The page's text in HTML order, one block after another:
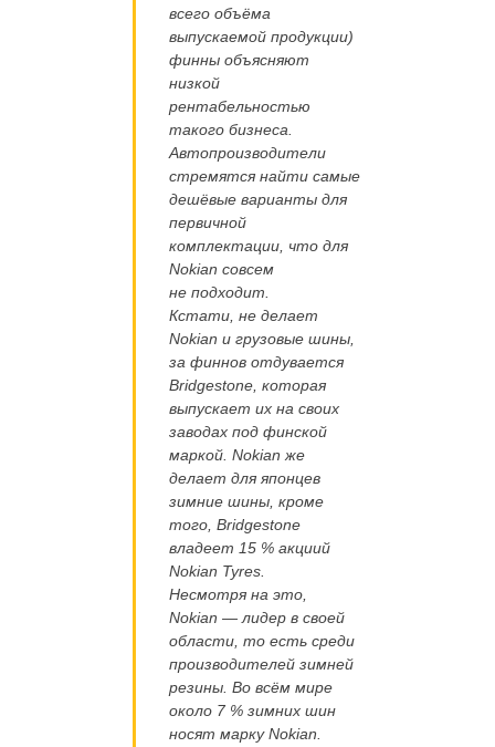
всего объёма
выпускаемой продукции)
финны объясняют
низкой
рентабельностью
такого бизнеса.
Автопроизводители
стремятся найти самые
дешёвые варианты для
первичной
комплектации, что для
Nokian совсем
не подходит.
Кстати, не делает
Nokian и грузовые шины,
за финнов отдувается
Bridgestone, которая
выпускает их на своих
заводах под финской
маркой. Nokian же
делает для японцев
зимние шины, кроме
того, Bridgestone
владеет 15 % акциий
Nokian Tyres.
Несмотря на это,
Nokian — лидер в своей
области, то есть среди
производителей зимней
резины. Во всём мире
около 7 % зимних шин
носят марку Nokian.